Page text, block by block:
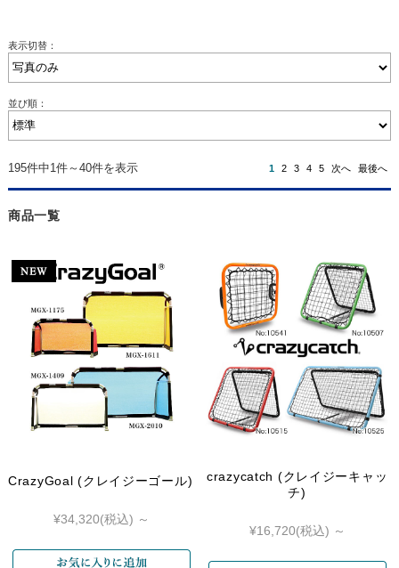
表示切替：
並び順：
195件中1件～40件を表示 1 2 3 4 5 次へ 最後へ
商品一覧
CrazyGoal (クレイジーゴール)
¥34,320(税込) ～
crazycatch (クレイジーキャッ
チ)
¥16,720(税込) ～